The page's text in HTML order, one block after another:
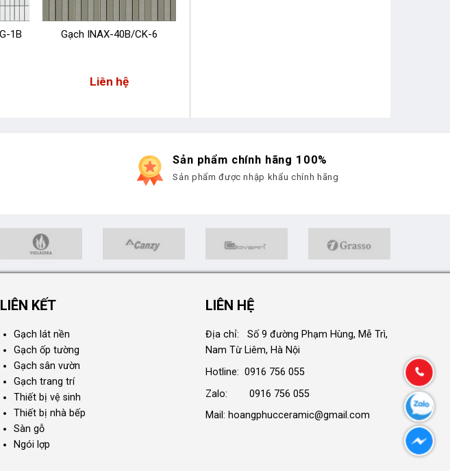
1B Gạch INAX-40B/CK-6
Liên hệ
Sản phẩm chính hãng 100%
Sản phẩm được nhập khẩu chính hãng
LIÊN KẾT
Gạch lát nền
Gạch ốp tường
Gạch sân vườn
Gạch trang trí
Thiết bị vệ sinh
Thiết bị nhà bếp
Sàn gỗ
Ngói lợp
LIÊN HỆ
Địa chỉ: Số 9 đường Phạm Hùng, Mễ Trì,
Nam Từ Liêm, Hà Nội
Hotline: 0916 756 055
Zalo: 0916 756 055
Mail: hoangphucceramic@gmail.com